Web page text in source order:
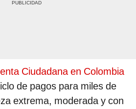
Ciudadana en Colombia
de pagos para miles de
extrema, moderada y con